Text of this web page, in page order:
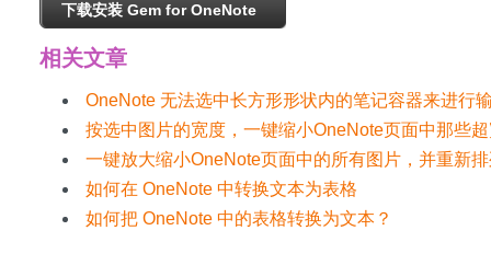
下载安装 Gem for OneNote
相关文章
OneNote 无法选中长方形形状内的笔记容器来进行
按选中图片的宽度，一键缩小OneNote页面中那些
一键放大缩小OneNote页面中的所有图片，并重新
如何在 OneNote 中转换文本为表格
如何把 OneNote 中的表格转换为文本？